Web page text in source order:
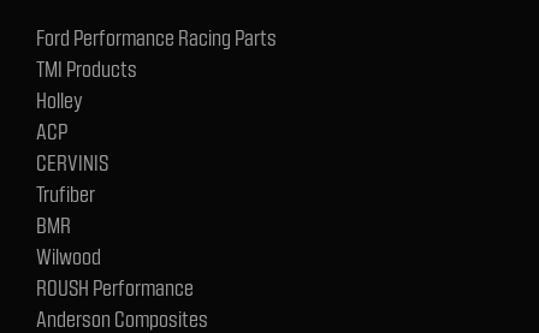
Ford Performance Racing Parts
TMI Products
Holley
ACP
CERVINIS
Trufiber
BMR
Wilwood
ROUSH Performance
Anderson Composites